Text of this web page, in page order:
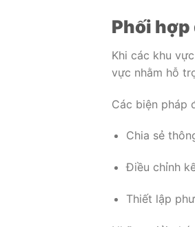
Phối
Khi các khu
vực nhằm hỗ
Các biện pháp
Chia sẻ
Điều chỉnh
Thiết lập